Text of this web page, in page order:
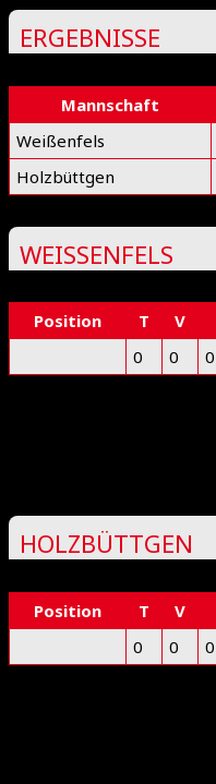
ERGEBNISSE
Mannschaft
Weißenfels
Holzbüttgen
WEISSENFELS
Position T V
0
0 0
HOLZBÜTTGEN
Position T V
0
0 0